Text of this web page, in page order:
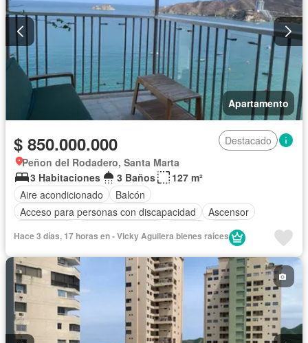
Apartamento
$ 850.000.000
Destacado
Peñon del Rodadero, Santa Marta
3 Habitaciones
3 Baños
127 m²
Aire acondicionado
Balcón
Acceso para personas con discapacidad
Ascensor
Agua
Hace 3 días, 17 horas en - Vicky Aguilera bienes raíces